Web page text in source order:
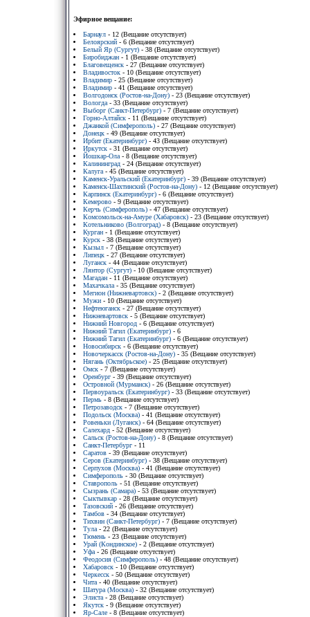
Эфирное вещание:
Барнаул - 12 (Вещание отсутствует)
Белоярский - 6 (Вещание отсутствует)
Белый Яр (Сургут) - 38 (Вещание отсутствует)
Биробиджан - 1 (Вещание отсутствует)
Благовещенск - 27 (Вещание отсутствует)
Владивосток - 10 (Вещание отсутствует)
Владимир - 25 (Вещание отсутствует)
Владимир - 41 (Вещание отсутствует)
Волгодонск (Ростов-на-Дону) - 23 (Вещание отсутствует)
Вологда - 33 (Вещание отсутствует)
Выборг (Санкт-Петербург) - 7 (Вещание отсутствует)
Горно-Алтайск - 11 (Вещание отсутствует)
Джанкой (Симферополь) - 27 (Вещание отсутствует)
Донецк - 49 (Вещание отсутствует)
Ирбит (Екатеринбург) - 43 (Вещание отсутствует)
Иркутск - 31 (Вещание отсутствует)
Йошкар-Ола - 8 (Вещание отсутствует)
Калининград - 24 (Вещание отсутствует)
Калуга - 45 (Вещание отсутствует)
Каменск-Уральский (Екатеринбург) - 39 (Вещание отсутствует)
Каменск-Шахтинский (Ростов-на-Дону) - 12 (Вещание отсутствует)
Карпинск (Екатеринбург) - 6 (Вещание отсутствует)
Кемерово - 9 (Вещание отсутствует)
Керчь (Симферополь) - 47 (Вещание отсутствует)
Комсомольск-на-Амуре (Хабаровск) - 23 (Вещание отсутствует)
Котельниково (Волгоград) - 8 (Вещание отсутствует)
Курган - 1 (Вещание отсутствует)
Курск - 38 (Вещание отсутствует)
Кызыл - 7 (Вещание отсутствует)
Липецк - 27 (Вещание отсутствует)
Луганск - 44 (Вещание отсутствует)
Лянтор (Сургут) - 10 (Вещание отсутствует)
Магадан - 11 (Вещание отсутствует)
Махачкала - 35 (Вещание отсутствует)
Мегион (Нижневартовск) - 2 (Вещание отсутствует)
Мужи - 10 (Вещание отсутствует)
Нефтеюганск - 27 (Вещание отсутствует)
Нижневартовск - 5 (Вещание отсутствует)
Нижний Новгород - 6 (Вещание отсутствует)
Нижний Тагил (Екатеринбург) - 6
Нижний Тагил (Екатеринбург) - 6 (Вещание отсутствует)
Новосибирск - 6 (Вещание отсутствует)
Новочеркасск (Ростов-на-Дону) - 35 (Вещание отсутствует)
Нягань (Октябрьское) - 25 (Вещание отсутствует)
Омск - 7 (Вещание отсутствует)
Оренбург - 39 (Вещание отсутствует)
Островной (Мурманск) - 26 (Вещание отсутствует)
Первоуральск (Екатеринбург) - 33 (Вещание отсутствует)
Пермь - 8 (Вещание отсутствует)
Петрозаводск - 7 (Вещание отсутствует)
Подольск (Москва) - 41 (Вещание отсутствует)
Ровеньки (Луганск) - 64 (Вещание отсутствует)
Салехард - 52 (Вещание отсутствует)
Сальск (Ростов-на-Дону) - 8 (Вещание отсутствует)
Санкт-Петербург - 11
Саратов - 39 (Вещание отсутствует)
Серов (Екатеринбург) - 38 (Вещание отсутствует)
Серпухов (Москва) - 41 (Вещание отсутствует)
Симферополь - 30 (Вещание отсутствует)
Ставрополь - 51 (Вещание отсутствует)
Сызрань (Самара) - 53 (Вещание отсутствует)
Сыктывкар - 28 (Вещание отсутствует)
Тазовский - 26 (Вещание отсутствует)
Тамбов - 34 (Вещание отсутствует)
Тихвин (Санкт-Петербург) - 7 (Вещание отсутствует)
Тула - 22 (Вещание отсутствует)
Тюмень - 23 (Вещание отсутствует)
Урай (Кондинское) - 2 (Вещание отсутствует)
Уфа - 26 (Вещание отсутствует)
Феодосия (Симферополь) - 48 (Вещание отсутствует)
Хабаровск - 10 (Вещание отсутствует)
Черкесск - 50 (Вещание отсутствует)
Чита - 40 (Вещание отсутствует)
Шатура (Москва) - 32 (Вещание отсутствует)
Элиста - 28 (Вещание отсутствует)
Якутск - 9 (Вещание отсутствует)
Яр-Сале - 8 (Вещание отсутствует)